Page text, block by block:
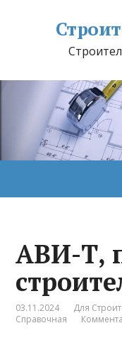
АВИ-Т,
03.11.2024 Для
Справочная